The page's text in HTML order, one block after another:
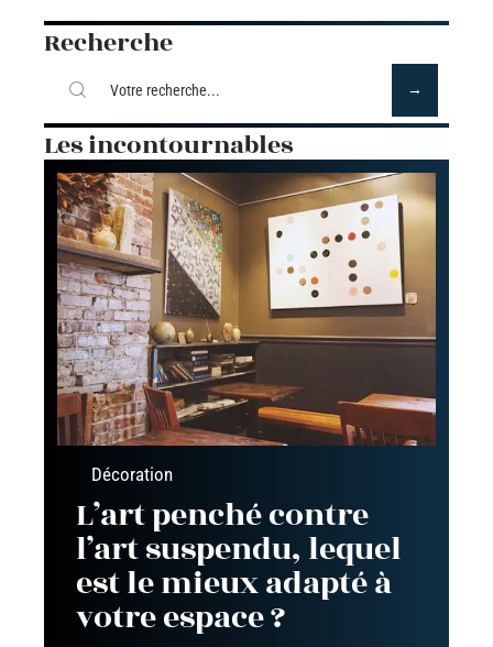
Recherche
Les incontournables
Décoration
L’art penché contre
l’art suspendu, lequel
est le mieux adapté à
votre espace ?